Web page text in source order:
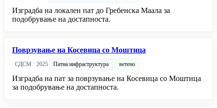
Изградба на локален пат до Гребенска Маала за
подобрување на достапноста.
Поврзување на Косевица со Моштица
СДСМ · 2025 Патна инфраструктура ветено
Изградба на пат за поврзување на Косевица со Моштица
за подобрување на достапноста.